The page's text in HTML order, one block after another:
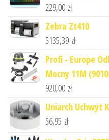
229,00 zł
Zebra Zt410
5135,39 zł
Profi - Europe
Mocny 11M
920,00 zł
Uniarch Uchwyt
56,95 zł